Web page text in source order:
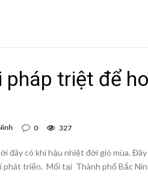
pháp triệt để
0 327
đây có khí hậu nhiệt đới gió mùa.
phát triển. Mối tại Thành phố Bắc